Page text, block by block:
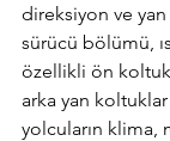
direksiyon ve yan
sürücü bölümü,
özellikli ön
arka yan
yolcuların klima,